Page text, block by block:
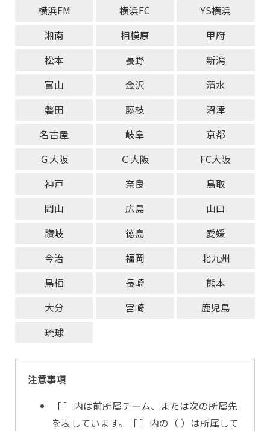
横浜FM
横浜FC
YS横浜
湘南
相模原
甲府
松本
長野
新潟
富山
金沢
清水
磐田
藤枝
沼津
名古屋
岐阜
京都
Ｇ大阪
Ｃ大阪
FC大阪
神戸
奈良
鳥取
岡山
広島
山口
讃岐
徳島
愛媛
今治
福岡
北九州
鳥栖
長崎
熊本
大分
宮崎
鹿児島
琉球
注意事項
［ ］内は前所属チーム、または次の所属先
を表しています。［ ］内の（ ）は所属して